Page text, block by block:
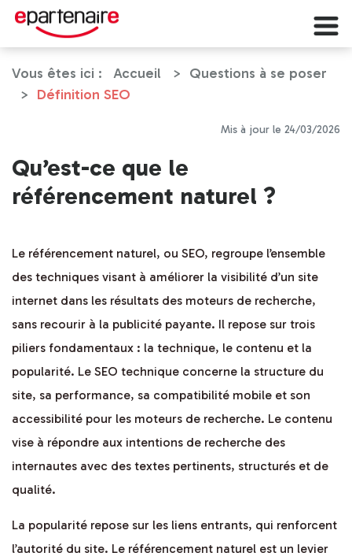
Vous êtes ici : Accueil
Questions à se poser
Définition SEO
Mis à jour le 24/03/2026
Qu’est-ce que le
référencement naturel ?
Le référencement naturel, ou SEO, regroupe l’ensemble
des techniques visant à améliorer la visibilité d’un site
internet dans les résultats des moteurs de recherche,
sans recourir à la publicité payante. Il repose sur trois
piliers fondamentaux : la technique, le contenu et la
popularité. Le SEO technique concerne la structure du
site, sa performance, sa compatibilité mobile et son
accessibilité pour les moteurs de recherche. Le contenu
vise à répondre aux intentions de recherche des
internautes avec des textes pertinents, structurés et de
qualité.
La popularité repose sur les liens entrants, qui renforcent
l’autorité du site. Le référencement naturel est un levier